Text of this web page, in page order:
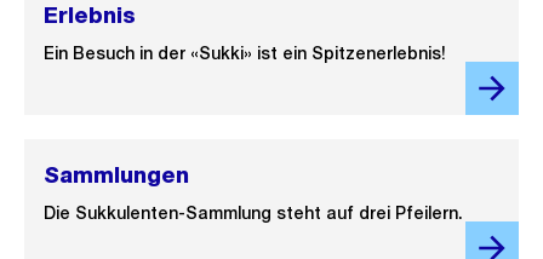
Erlebnis
Ein Besuch in der «Sukki» ist ein Spitzenerlebnis!
Sammlungen
Die Sukkulenten-Sammlung steht auf drei Pfeilern.